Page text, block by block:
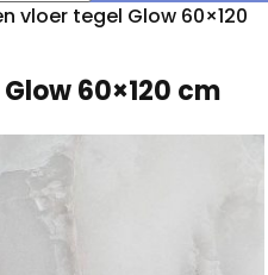
vloer tegel Glow 60×120
60×120 cm